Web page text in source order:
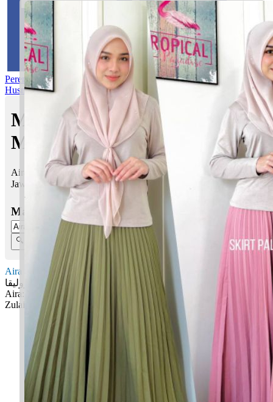
Perempuan Nama Pilihan Nama Gabungan Nama Rasul
Asma’ul
Husna Mom's Club
Maksud nama Aira Zulaika |
Maksud Nama dalam Islam
Aira Zulaika bermaksud Mulia, dihormati; Cantik
Jawi:
ایرا زوليقا
Masukkan Nama:
Aira Zulaika
ایرا زوليقا
Aira: Mulia, dihormati
Zulaika: Cantik
✚ Baju Baby Custom Nama 'Aira Zulaika'